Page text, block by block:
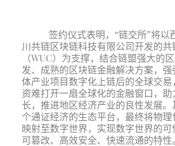
签约仪式表明，“链交所”将以
川共链区块链科技有限公司开发的
（WUC）为支撑，结合链盟强大的
发、成熟的区块链金融解决方案，
体产业项目数字化上链后的全球交
资难打开一扇全球化的金融窗口，
长，推进地区经济产业的良性发展
个通证经济的生态平台，最终将物
映射至数字世界，实现数字世界的
可篡改、高效安全、快速流通的特性。